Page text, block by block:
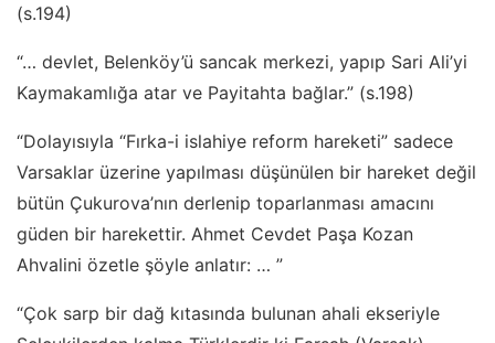
(s.194)
“… devlet, Belenköy’ü sancak merkezi, yapıp Sari Ali’yi
Kaymakamlığa atar ve Payitahta bağlar.” (s.198)
“Dolayısıyla “Fırka-i islahiye reform hareketi” sadece
Varsaklar üzerine yapılması düşünülen bir hareket değil
bütün Çukurova’nın derlenip toparlanması amacını
güden bir harekettir. Ahmet Cevdet Paşa Kozan
Ahvalini özetle şöyle anlatır: … ”
“Çok sarp bir dağ kıtasında bulunan ahali ekseriyle